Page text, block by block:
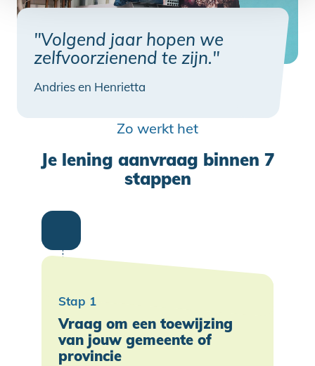
"Volgend jaar hopen we
zelfvoorzienend te zijn."
Andries en Henrietta
Zo werkt het
Je lening aanvraag binnen 7
stappen
Vraag om een toewijzing
van jouw gemeente of
provincie